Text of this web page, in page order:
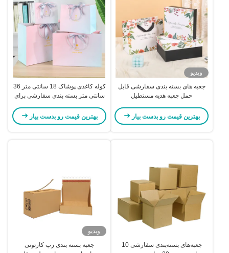
ویدیو
جعبه های بسته بندی سفارشی قابل
حمل جعبه هدیه مستطیل
بهترین قیمت رو بدست بیار
کوله کاغذی پوشاک 18 سانتی متر 36
سانتی متر بسته بندی سفارشی برای
بهترین قیمت رو بدست بیار
جعبه‌های بسته‌بندی سفارشی 10
ویدیو
جعبه بسته بندی زپ کارتونی